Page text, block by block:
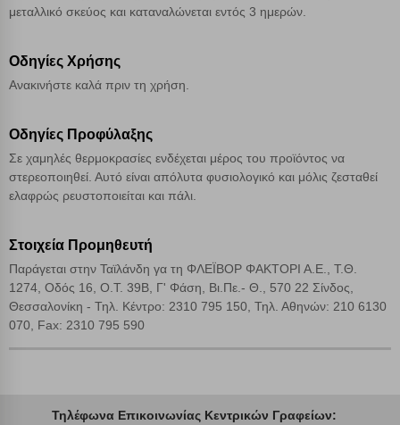
μεταλλικό σκεύος και καταναλώνεται εντός 3 ημερών.
Οδηγίες Χρήσης
Ανακινήστε καλά πριν τη χρήση.
Οδηγίες Προφύλαξης
Σε χαμηλές θερμοκρασίες ενδέχεται μέρος του προϊόντος να
στερεοποιηθεί. Αυτό είναι απόλυτα φυσιολογικό και μόλις ζεσταθεί
ελαφρώς ρευστοποιείται και πάλι.
Στοιχεία Προμηθευτή
Παράγεται στην Ταϊλάνδη γα τη ΦΛΕΪΒΟΡ ΦΑΚΤΟΡΙ Α.Ε., Τ.Θ.
1274, Οδός 16, Ο.Τ. 39Β, Γ' Φάση, Βι.Πε.- Θ., 570 22 Σίνδος,
Θεσσαλονίκη - Τηλ. Κέντρο: 2310 795 150, Τηλ. Αθηνών: 210 6130
070, Fax: 2310 795 590
Τηλέφωνα Επικοινωνίας Κεντρικών Γραφείων: